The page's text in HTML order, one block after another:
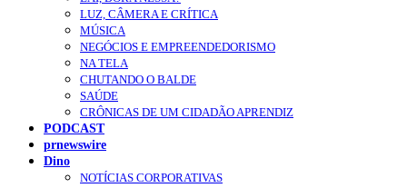
LUZ, CÂMERA E CRÍTICA
MÚSICA
NEGÓCIOS E EMPREENDEDORISMO
NA TELA
CHUTANDO O BALDE
SAÚDE
CRÔNICAS DE UM CIDADÃO APRENDIZ
PODCAST
prnewswire
Dino
NOTÍCIAS CORPORATIVAS